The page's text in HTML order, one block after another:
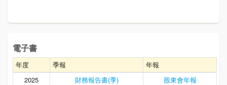
電子書
年度 季報
年報
2025
財務報告書(季)
股東會年報